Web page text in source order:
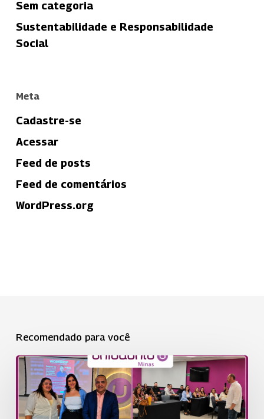
Sem categoria
Sustentabilidade e Responsabilidade
Social
Meta
Cadastre-se
Acessar
Feed de posts
Feed de comentários
WordPress.org
Recomendado para você
1º
Workshop
Comercial
de